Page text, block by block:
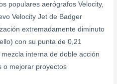
populares aerógrafos Velocity,
Velocity Jet de Badger
extremadamente diminuto
con su punta de 0,21
interna de doble acción
o mejorar proyectos